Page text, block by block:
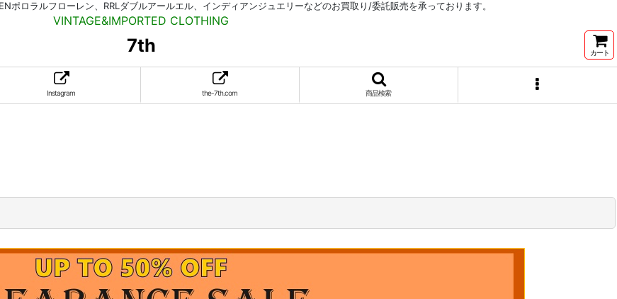
ポロラルフローレン、RRLダブルアールエル、インディアンジュエリーなどのお買取り/委託販売を承っております。
VINTAGE&IMPORTED CLOTHING
7th カート
Instagram the-7th.com 商品検索